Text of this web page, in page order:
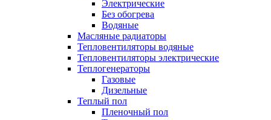
Электрические
Без обогрева
Водяные
Масляные радиаторы
Тепловентиляторы водяные
Тепловентиляторы электрические
Теплогенераторы
Газовые
Дизельные
Теплый пол
Пленочный пол